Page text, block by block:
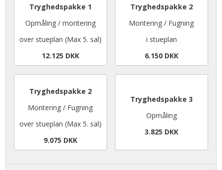
Tryghedspakke 1
Opmåling / montering
over stueplan (Max 5. sal)
12.125 DKK
Tryghedspakke 2
Montering / Fugning
i stueplan
6.150 DKK
Tryghedspakke 2
Montering / Fugning
over stueplan (Max 5. sal)
9.075 DKK
Tryghedspakke 3
Opmåling
3.825 DKK